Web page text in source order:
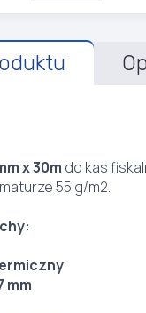
x 30m do kas
55 g/m2.
mm